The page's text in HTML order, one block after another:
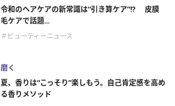
令和のヘアケアの新常識は“引き算ケア”!? 皮膜
毛ケアで話題...
＃ビューティーニュース
磨く
夏、香りは“こっそり”楽しもう。自己肯定感を高め
る香りメソッド